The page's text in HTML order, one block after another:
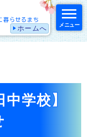
ホームへ メニュー
中学校】